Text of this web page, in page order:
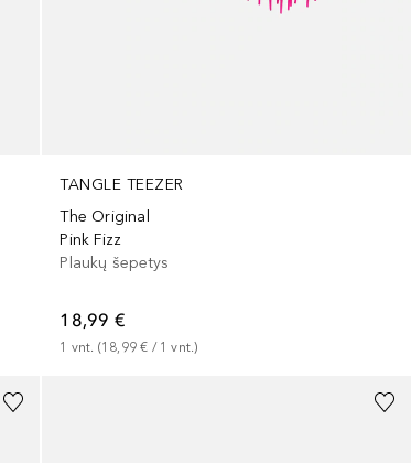
TANGLE TEEZER
The Original
Pink Fizz
Plaukų šepetys
18,99 €
1 vnt. (18,99 € / 1 vnt.)